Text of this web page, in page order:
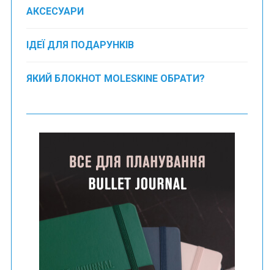
АКСЕСУАРИ
ІДЕЇ ДЛЯ ПОДАРУНКІВ
ЯКИЙ БЛОКНОТ MOLESKINE ОБРАТИ?